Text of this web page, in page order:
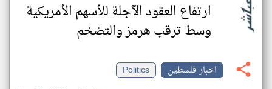
ارتفاع العقود الآجلة للأسهم الأمريكية
وسط ترقب هرمز والتضخم
اخبار فلسطين
Politics